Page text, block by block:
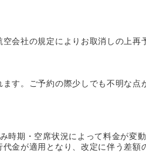
会社の規定によりお取消しの上再
す。ご予約の際少しでも不明な点
期・空席状況によって料金が変動
金が適用となり、改定に伴う差額